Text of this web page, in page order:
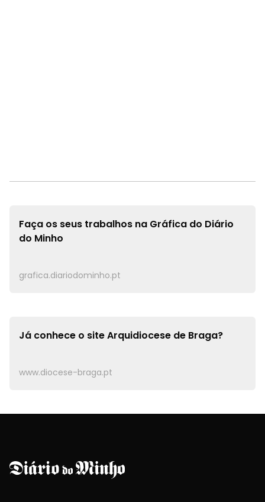
Faça os seus trabalhos na Gráfica do Diário
do Minho
grafica.diariodominho.pt
Já conhece o siteArquidiocese de Braga?
www.diocese-braga.pt